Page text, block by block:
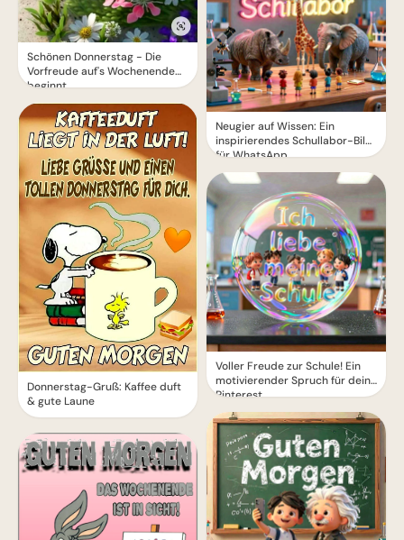
Schönen Donnerstag - Die
Vorfreude auf's Wochenende
beginnt
Donnerstag-Gruß: Kaffee duft
& gute Laune
Neugier auf Wissen: Ein
inspirierendes Schullabor-Bild
für WhatsApp
Voller Freude zur Schule! Ein
motivierender Spruch für dein
Pinterest